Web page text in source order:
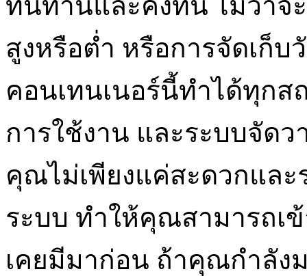
ทนทานและคงทน ไม่ว่า
สูงหรือต่ำ หรือการจัดเก็
คอนเทนเนอร์นี้ทำได้ทุก
การใช้งาน และระบบจัด
คุณไม่เพียงแค่สะดวกและ
ระบบ ทำให้คุณสามารถเ
เคยมีมาก่อน ถ้าคุณกำลัง